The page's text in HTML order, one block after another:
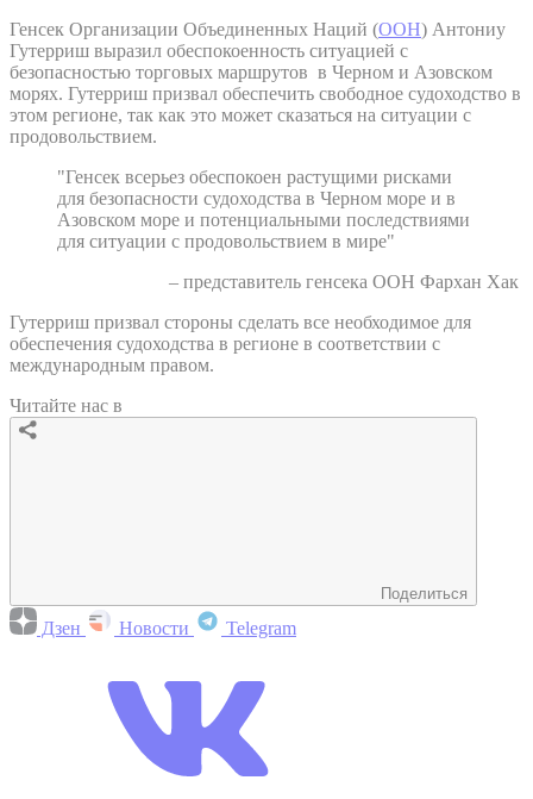
Генсек Организации Объединенных Наций (ООН) Антониу
Гутерриш выразил обеспокоенность ситуацией с
безопасностью торговых маршрутов в Черном и Азовском
морях. Гутерриш призвал обеспечить свободное судоходство в
этом регионе, так как это может сказаться на ситуации с
продовольствием.
"Генсек всерьез обеспокоен растущими рисками
для безопасности судоходства в Черном море и в
Азовском море и потенциальными последствиями
для ситуации с продовольствием в мире"
– представитель генсека ООН Фархан Хак
Гутерриш призвал стороны сделать все необходимое для
обеспечения судоходства в регионе в соответствии с
международным правом.
Читайте нас в
Поделиться
Дзен Новости Telegram